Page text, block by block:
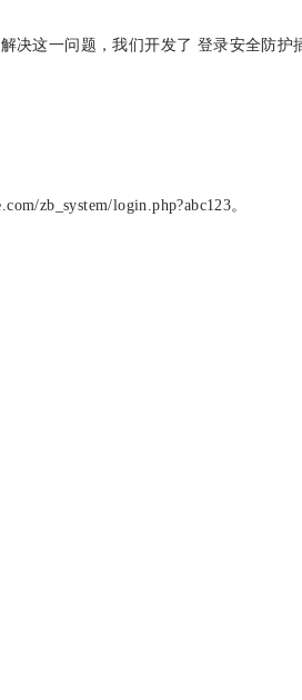
这一问题，我们开发了 登录安全防
zb_system/login.php?abc123。